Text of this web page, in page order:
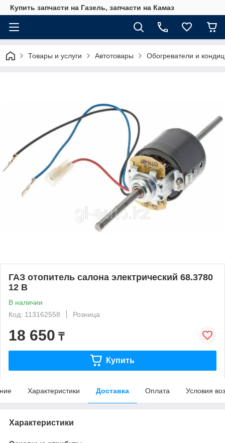
Купить запчасти на Газель, запчасти на Камаз
Товары и услуги Автотовары Обогреватели и
ГАЗ отопитель салона электрический 68.3780
12 В
В наличии
Код: 113162558
Розница
18 650 ₸
Купить
Характеристики Доставка Оплата Условия
Характеристики